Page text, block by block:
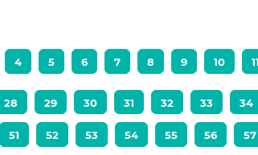
4 5 6 7 8 9 10 11
28 29 30 31 32 33 34
51 52 53 54 55 56 57